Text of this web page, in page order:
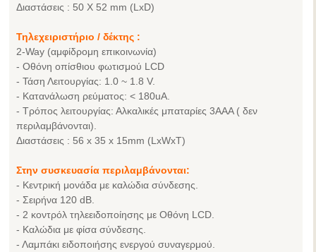
Διαστάσεις : 50 Χ 52 mm (LxD)
Τηλεχειριστήριο / δέκτης :
2-Way (αμφίδρομη επικοινωνία)
- Οθόνη οπίσθιου φωτισμού LCD
- Τάση Λειτουργίας: 1.0 ~ 1.8 V.
- Κατανάλωση ρεύματος: < 180uA.
- Τρόπος λειτουργίας: Αλκαλικές μπαταρίες 3AAA ( δεν
περιλαμβάνονται).
Διαστάσεις : 56 x 35 x 15mm (LxWxT)
Στην συσκευασία περιλαμβάνονται:
- Κεντρική μονάδα με καλώδια σύνδεσης.
- Σειρήνα 120 dB.
- 2 κοντρόλ τηλεειδοποίησης με Οθόνη LCD.
- Καλώδια με φίσα σύνδεσης.
- Λαμπάκι ειδοποιήσης ενεργού συναγερμού.